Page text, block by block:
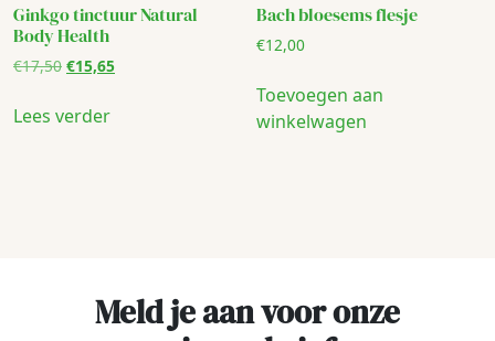
Ginkgo tinctuur Natural
Body Health
€17,50 Oorspronkelijke
was:
€15,65Huidige
Lees verder
Bach bloesems flesje
€12,00
Toevoegen aan
winkelwagen
Meld je aan voor onze